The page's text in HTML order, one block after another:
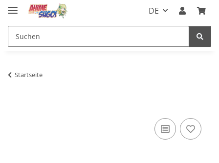
DE
Startseite